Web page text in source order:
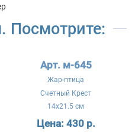
Посмотрите:
Арт. м-645
Жар-птица
Счетный Крест
14x21.5 см
Цена: 430 р.